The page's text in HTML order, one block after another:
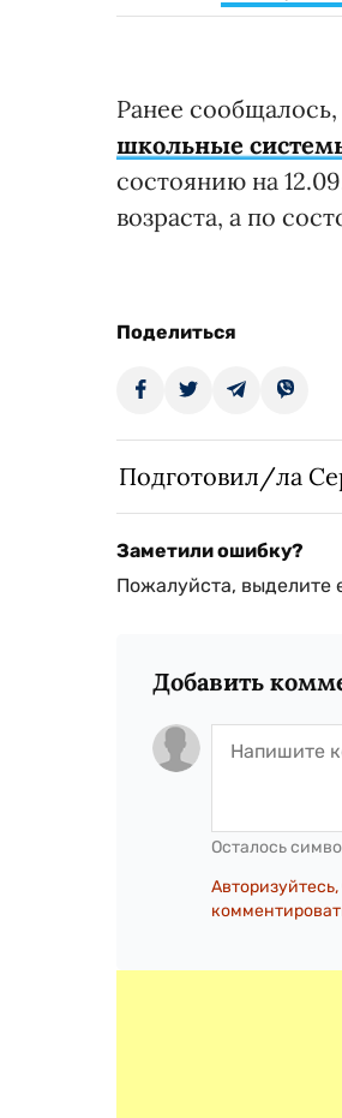
Ранее
школьные
состоянию на
возраста, а по
Поделиться
Подготовил/ла
Заметили ошибку?
Пожалуйста,
Добавить
Осталось